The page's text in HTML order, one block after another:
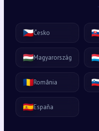
🇨🇿Česko
🇭🇺Magyarország
🇷🇴România
🇪🇸España